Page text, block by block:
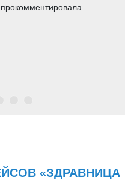
«ЗДРАВНИЦА